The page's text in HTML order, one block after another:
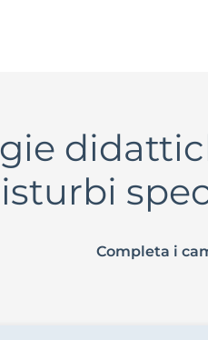
Completa i